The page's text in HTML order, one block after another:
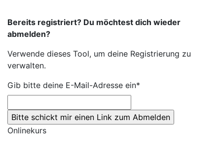
Bereits registriert? Du möchtest dich wieder
abmelden?
Verwende dieses Tool, um deine Registrierung zu
verwalten.
Gib bitte deine E-Mail-Adresse ein*
Onlinekurs